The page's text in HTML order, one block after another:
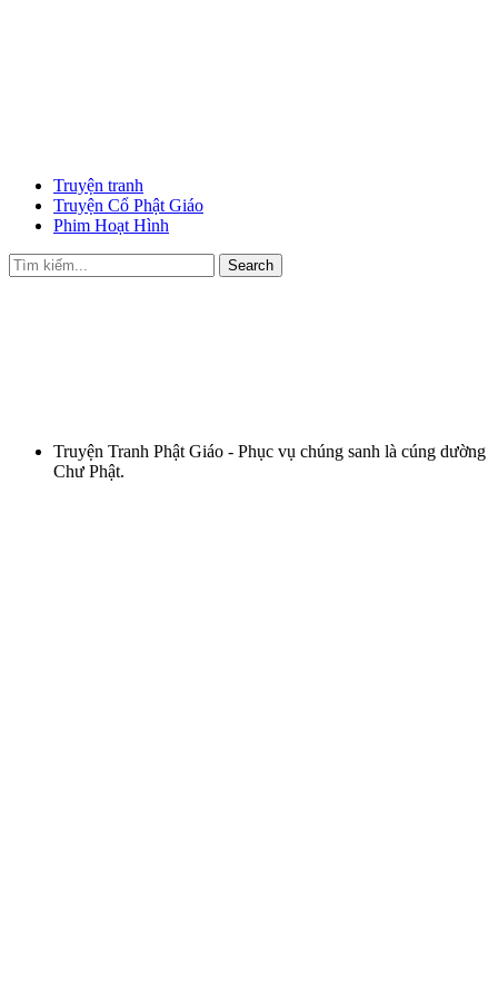
Truyện tranh
Truyện Cổ Phật Giáo
Phim Hoạt Hình
Search
Truyện Tranh Phật Giáo - Phục vụ chúng sanh là cúng dường
Chư Phật.